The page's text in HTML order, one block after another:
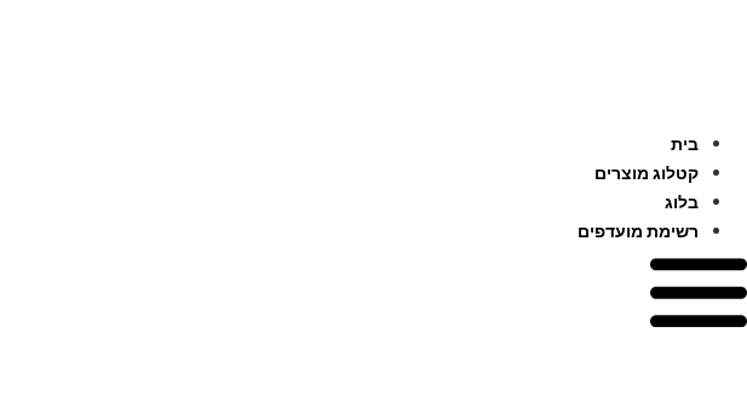
בית
קטלוג מוצרים
בלוג
רשימת מועדפים